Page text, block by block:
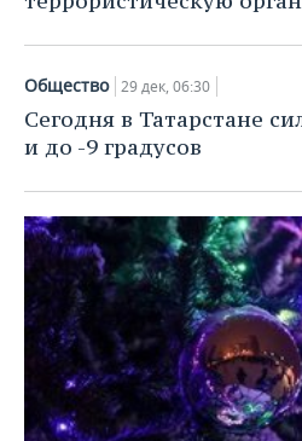
Общество 29 дек, 06:30
Сегодня в Татарстане
и до -9 градусов